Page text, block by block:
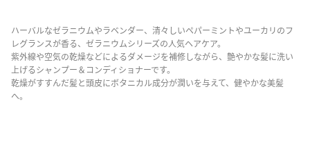
ハーバルなゼラニウムやラベンダー、清々しいペパーミントやユーカリのフ
レグランスが香る、ゼラニウムシリーズの人気ヘアケア。
紫外線や空気の乾燥などによるダメージを補修しながら、艶やかな髪に洗い
上げるシャンプー＆コンディショナーです。
乾燥がすすんだ髪と頭皮にボタニカル成分が潤いを与えて、健やかな美髪
へ。